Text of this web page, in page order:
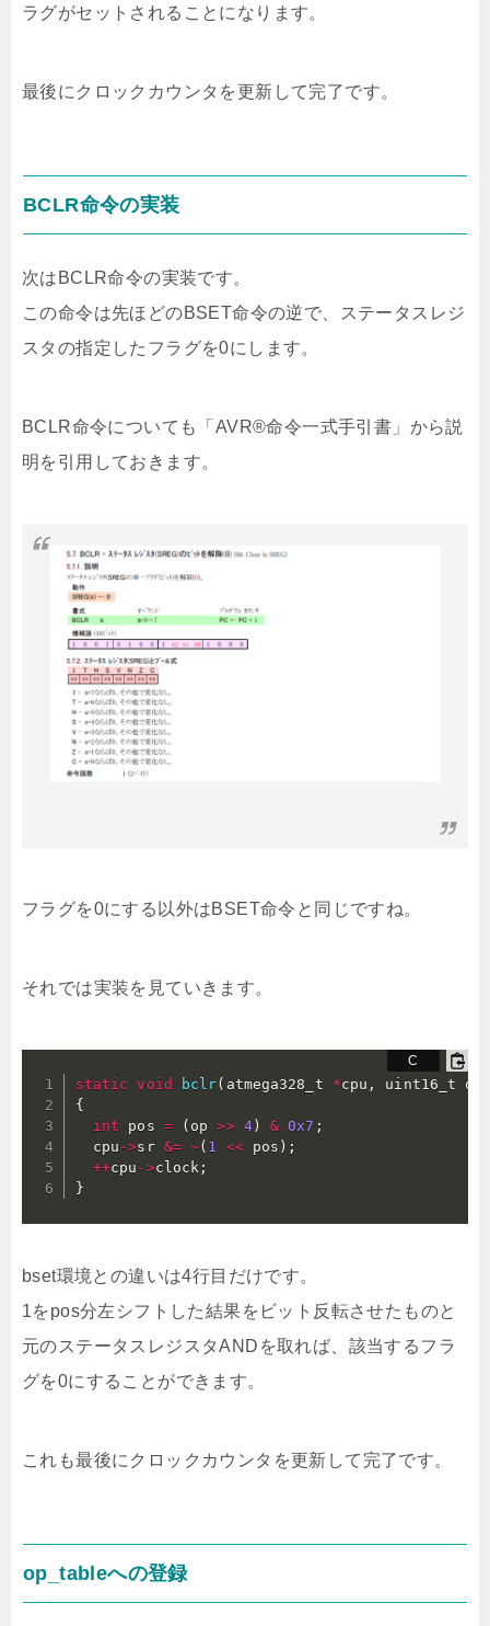
ラグがセットされることになります。
最後にクロックカウンタを更新して完了です。
BCLR命令の実装
次はBCLR命令の実装です。
この命令は先ほどのBSET命令の逆で、ステータスレジ
スタの指定したフラグを0にします。
BCLR命令についても「AVR®命令一式手引書」から説
明を引用しておきます。
フラグを0にする以外はBSET命令と同じですね。
それでは実装を見ていきます。
static void bclr( atmega328_t *cpu , uint16_t op
{
int pos = ( op >> 4) & 0x7 ;
  cpu
->sr &= ~( 1 << pos ) ;
++cpu ->clock ;
}
bset環境との違いは4行目だけです。
1をpos分左シフトした結果をビット反転させたものと
元のステータスレジスタANDを取れば、該当するフラ
グを0にすることができます。
これも最後にクロックカウンタを更新して完了です。
op_tableへの登録